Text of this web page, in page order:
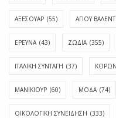
ΑΞΕΣΟΥΑΡ (55) ΑΓΊΟΥ
ΕΡΕΥΝΑ (43) ΖΩΔΙΑ (355)
ΙΤΑΛΙΚΗ ΣΥΝΤΑΓΗ (37)
ΜΑΝΙΚΙΟΥΡ (60) ΜΟΔΑ (74)
ΟΙΚΟΛΟΓΙΚΗ ΣΥΝΕΙΔΗΣΗ (333)